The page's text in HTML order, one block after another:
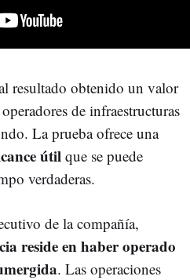
resultado obtenido un valor
de infraestructuras
La prueba ofrece una
útil que se puede
verdaderas.
de la compañía,
reside en haber operado
. Las operaciones